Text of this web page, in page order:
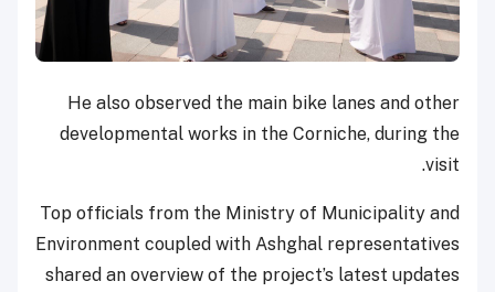
He also observed the main bike lanes and other
developmental works in the Corniche, during the
visit.
Top officials from the Ministry of Municipality and
Environment coupled with Ashghal representatives
shared an overview of the project’s latest updates